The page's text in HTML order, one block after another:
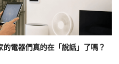
電器們真的在「說話」了嗎？